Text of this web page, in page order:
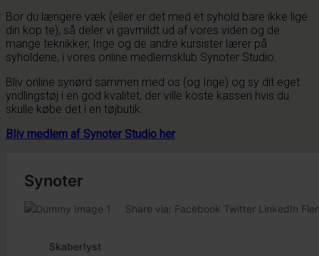
Bor du længere væk (eller er det med et syhold bare ikke lige
din kop te), så deler vi gavmildt ud af vores viden og de
mange teknikker, Inge og de andre kursister lærer på
syholdene, i vores online medlemsklub Synoter Studio.
Bliv online synørd sammen med os (og Inge) og sy dit eget
yndlingstøj i en god kvalitet, der ville koste kassen hvis du
skulle købe det i en tøjbutik.
Bliv medlem af Synoter Studio her: